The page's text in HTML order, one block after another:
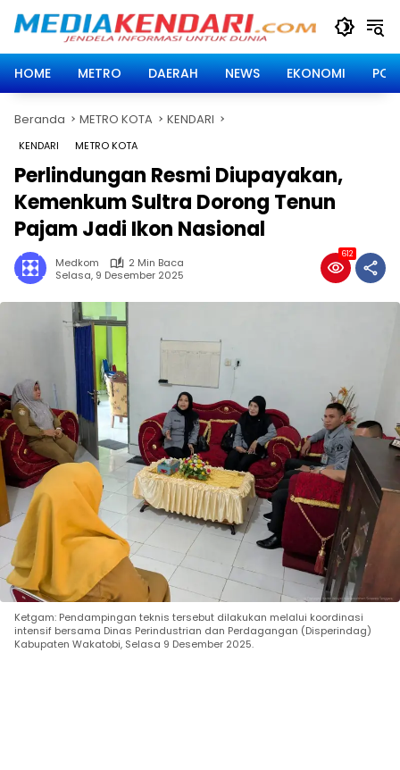
HOME
METRO DAERAH NEWS EKONOMI
Beranda METRO KOTA KENDARI
KENDARI METRO KOTA
Perlindungan Resmi Diupayakan,
Kemenkum Sultra Dorong Tenun
Pajam Jadi Ikon Nasional
Medkom
2 Min Baca
Selasa, 9 Desember 2025
612
Ketgam: Pendampingan teknis tersebut dilakukan melalui koordinasi
intensif bersama Dinas Perindustrian dan Perdagangan (Disperindag)
Kabupaten Wakatobi, Selasa 9 Desember 2025.